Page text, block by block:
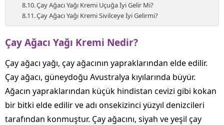
Çay Ağacı Yağı Kremi Uçuğa İyi Gelir Mi?
Çay Ağacı Yağı Kremi Sivilceye İyi Gelirmi?
Çay Ağacı Yağı Kremi Nedir?
Çay ağacı yağı, çay ağacının yapraklarından elde edilir.
Çay ağacı, güneydoğu Avustralya kıyılarında büyür.
Ağacın yapraklarından küçük hindistan cevizi gibi kokan
bir bitki elde edilir ve adı onsekizinci yüzyıl denizcileri
tarafından konmuştur. Çay ağacını, siyah ve yeşil çay